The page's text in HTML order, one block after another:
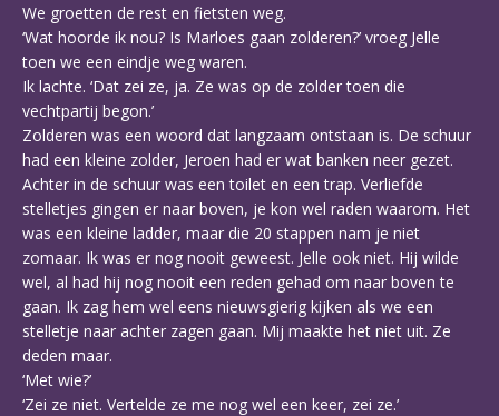
We groetten de rest en fietsten weg.
‘Wat hoorde ik nou? Is Marloes gaan zolderen?’ vroeg Jelle
toen we een eindje weg waren.
Ik lachte. ‘Dat zei ze, ja. Ze was op de zolder toen die
vechtpartij begon.’
Zolderen was een woord dat langzaam ontstaan is. De schuur
had een kleine zolder, Jeroen had er wat banken neer gezet.
Achter in de schuur was een toilet en een trap. Verliefde
stelletjes gingen er naar boven, je kon wel raden waarom. Het
was een kleine ladder, maar die 20 stappen nam je niet
zomaar. Ik was er nog nooit geweest. Jelle ook niet. Hij wilde
wel, al had hij nog nooit een reden gehad om naar boven te
gaan. Ik zag hem wel eens nieuwsgierig kijken als we een
stelletje naar achter zagen gaan. Mij maakte het niet uit. Ze
deden maar.
‘Met wie?’
‘Zei ze niet. Vertelde ze me nog wel een keer, zei ze.’